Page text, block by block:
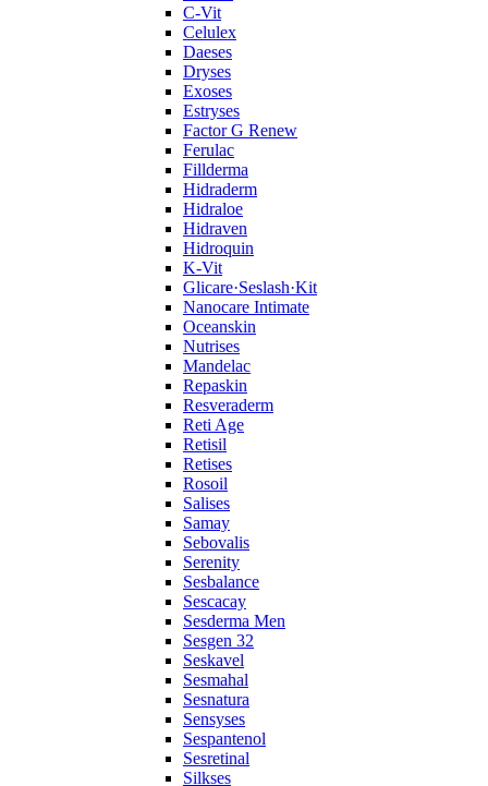
C‑Vit
Celulex
Daeses
Dryses
Exoses
Estryses
Factor G Renew
Ferulac
Fillderma
Hidraderm
Hidraloe
Hidraven
Hidroquin
K-Vit
Glicare·Seslash·Kit
Nanocare Intimate
Oceanskin
Nutrises
Mandelac
Repaskin
Resveraderm
Reti Age
Retisil
Retises
Rosoil
Salises
Samay
Sebovalis
Serenity
Sesbalance
Sescacay
Sesderma Men
Sesgen 32
Seskavel
Sesmahal
Sesnatura
Sensyses
Sespantenol
Sesretinal
Silkses